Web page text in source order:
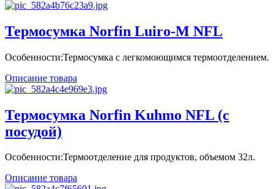
Термосумка Norfin Luiro-M NFL
Особенности:Термосумка с легкомоющимся термоотделением.
Описание товара
Термосумка Norfin Kuhmo NFL (с
посудой)
Особенности:Термоотделение для продуктов, объемом 32л.
Описание товара